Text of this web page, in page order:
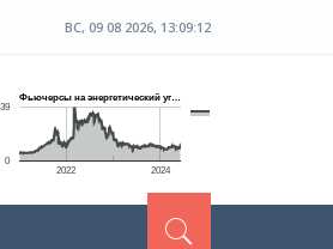
ВС, 09 08 2026, 13:09:13